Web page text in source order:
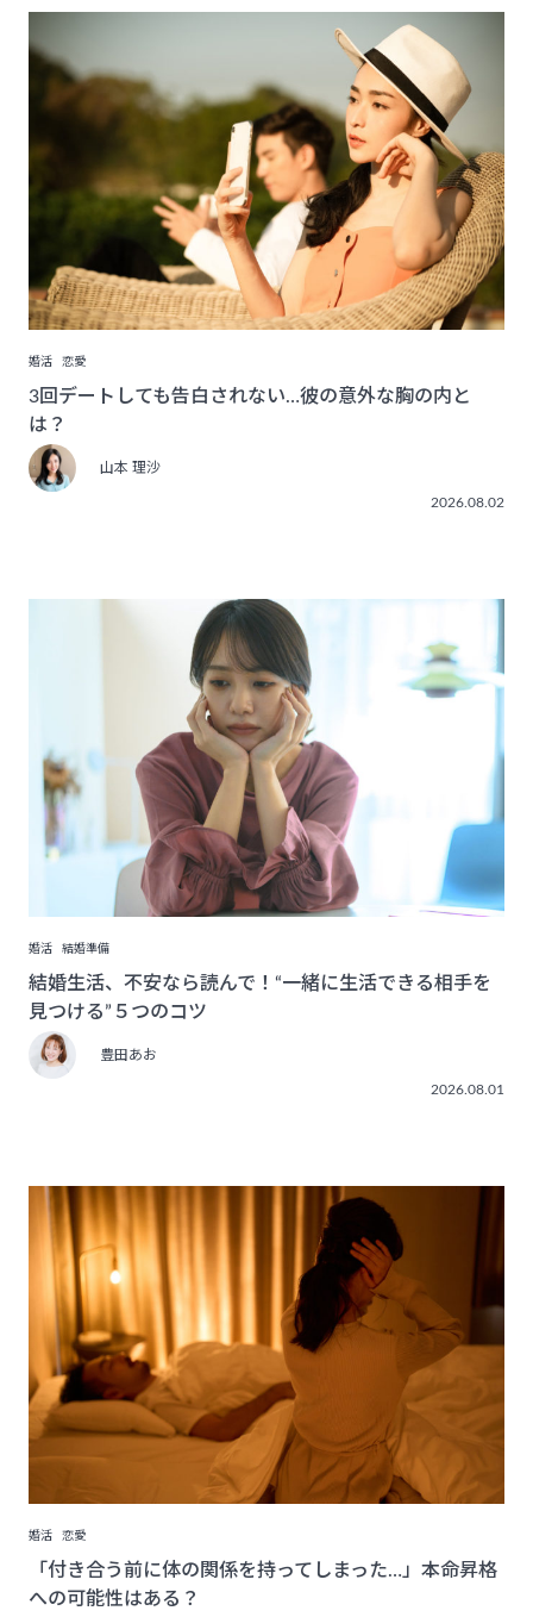
婚活 恋愛
3回デートしても告白されない…彼の意外な胸の内と
は？
山本 理沙
2026.08.02
婚活 結婚準備
結婚生活、不安なら読んで！“一緒に生活できる相手を
見つける”５つのコツ
豊田あお
2026.08.01
婚活 恋愛
「付き合う前に体の関係を持ってしまった…」本命昇格
への可能性はある？